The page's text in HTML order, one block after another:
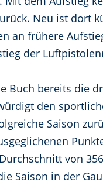
Neu ist dort
an frühere
der
Buch bereits die
den
Saison
von
Saison in der